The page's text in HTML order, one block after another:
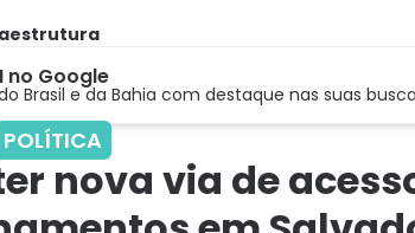
no Google
Brasil e da Bahia com destaque nas suas
POLÍTICA
nova via de